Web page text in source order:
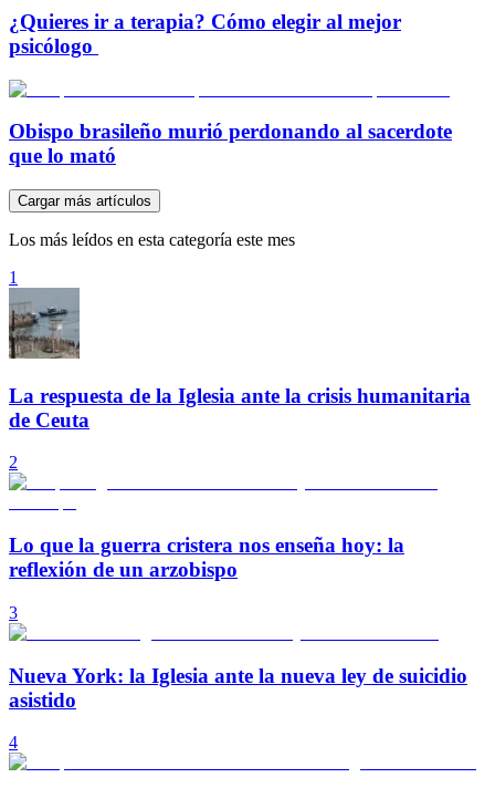
¿Quieres ir a terapia? Cómo elegir al mejor
psicólogo
Obispo brasileño murió perdonando al sacerdote
que lo mató
Cargar más artículos
Los más leídos en esta categoría este mes
1
La respuesta de la Iglesia ante la crisis humanitaria
de Ceuta
2
Lo que la guerra cristera nos enseña hoy: la
reflexión de un arzobispo
3
Nueva York: la Iglesia ante la nueva ley de suicidio
asistido
4